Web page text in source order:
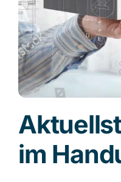
Kontakt
Blog
Deutsch
im